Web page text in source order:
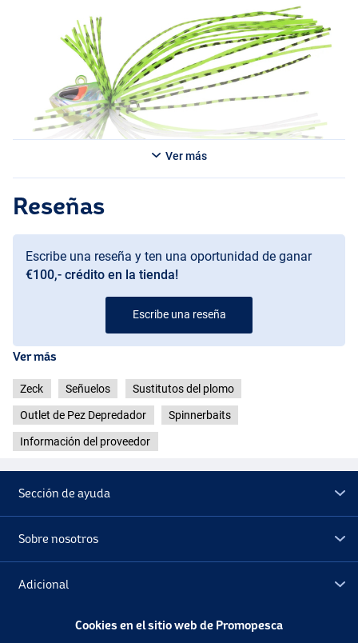
Moor Kiwi
Ver más
Reseñas
Escribe una reseña y ten una oportunidad de ganar
€100,- crédito en la tienda!
Escribe una reseña
Ver más
Zeck Señuelos Sustitutos del plomo
Outlet de Pez Depredador Spinnerbaits
Información del proveedor
Sección de ayuda
Sobre nosotros
Adicional
Cookies en el sitio web de Promopesca